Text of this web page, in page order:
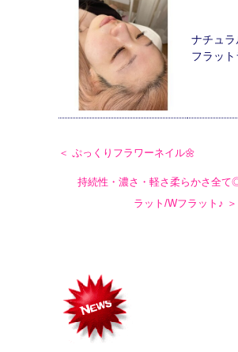
ナチュラ
フラッ
＜ ぷっくりフラワーネイル🌼
持続性・濃さ・軽さ柔らかさ全て
ラット/Wフラット♪ ＞